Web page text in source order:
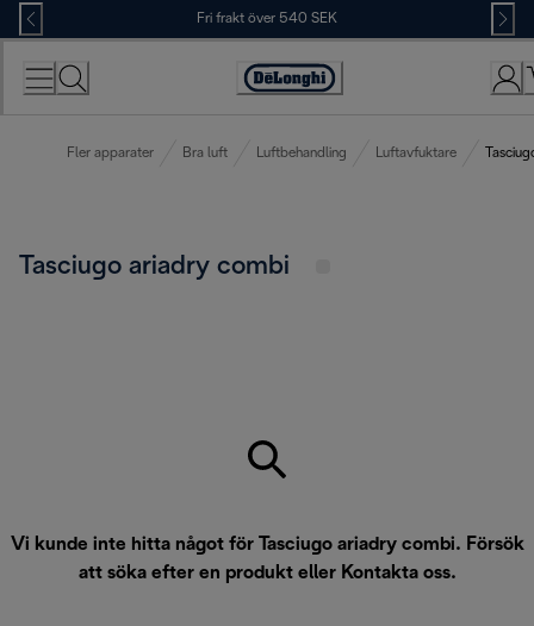
Skip
to
Content
Fri frakt över 540 SEK
Accessibility
Fler apparater Bra luft Luftbehandling Luftavfuktare
Tasciugo ariadry combi
Vi kunde inte hitta något för Tasciugo ariadry combi. Försök
att söka efter en produkt eller Kontakta oss.